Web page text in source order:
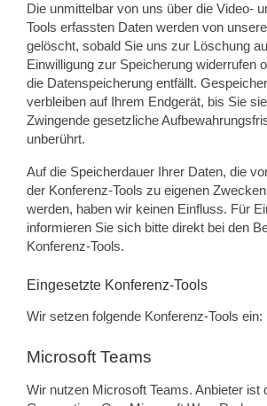
Die unmittelbar von uns über die Video-
Tools erfassten Daten werden von
gelöscht, sobald Sie uns zur Löschung
Einwilligung zur Speicherung widerrufen
die Datenspeicherung entfällt.
verbleiben auf Ihrem Endgerät, bis Sie
Zwingende gesetzliche
unberührt.
Auf die Speicherdauer Ihrer Daten, die
der Konferenz-Tools zu eigenen
werden, haben wir keinen Einfluss. Für
informieren Sie sich bitte direkt bei den
Konferenz-Tools.
Eingesetzte Konferenz-Tools
Wir setzen folgende Konferenz-Tools ein:
Microsoft Teams
Wir nutzen Microsoft Teams. Anbieter ist